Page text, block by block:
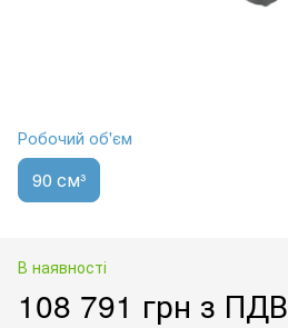
Робочий об'єм
90 см³
В наявності
108 791 грн з ПДВ